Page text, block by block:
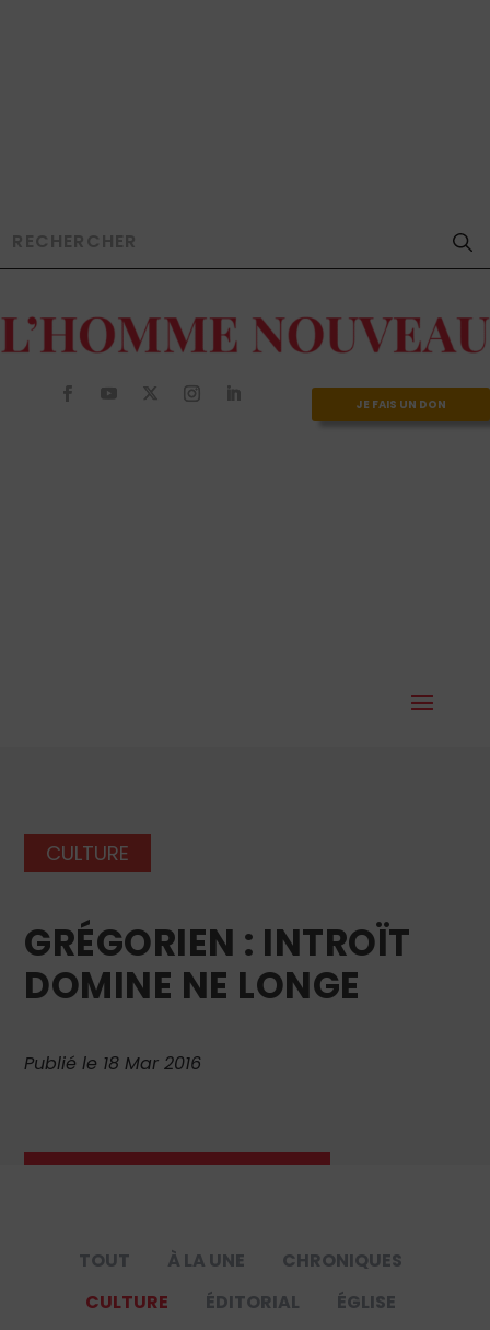
JE FAIS UN DON
CULTURE
GRÉGORIEN : INTROÏT
DOMINE NE LONGE
Publié le 18 Mar 2016
TOUT À LA UNE
CHRONIQUES
CULTURE
ÉDITORIAL
ÉGLISE